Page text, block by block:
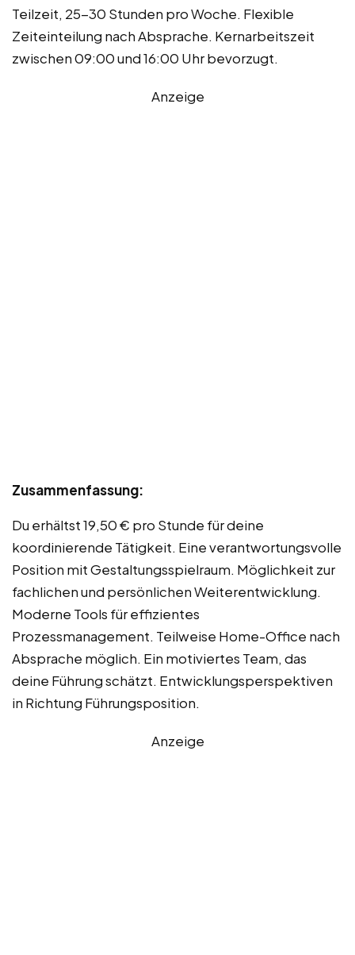
Teilzeit, 25-30 Stunden pro Woche. Flexible
Zeiteinteilung nach Absprache. Kernarbeitszeit
zwischen 09:00 und 16:00 Uhr bevorzugt.
Anzeige
Zusammenfassung:
Du erhältst 19,50 € pro Stunde für deine
koordinierende Tätigkeit. Eine verantwortungsvolle
Position mit Gestaltungsspielraum. Möglichkeit zur
fachlichen und persönlichen Weiterentwicklung.
Moderne Tools für effizientes
Prozessmanagement. Teilweise Home-Office nach
Absprache möglich. Ein motiviertes Team, das
deine Führung schätzt. Entwicklungsperspektiven
in Richtung Führungsposition.
Anzeige